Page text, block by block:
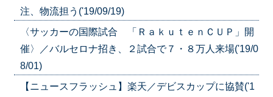
注、物流担う('19/09/19)
〈サッカーの国際試合 「ＲａｋｕｔｅｎＣＵＰ」開
催〉／バルセロナ招き、２試合で７・８万人来場('19/0
8/01)
【ニュースフラッシュ】楽天／デビスカップに協賛('1